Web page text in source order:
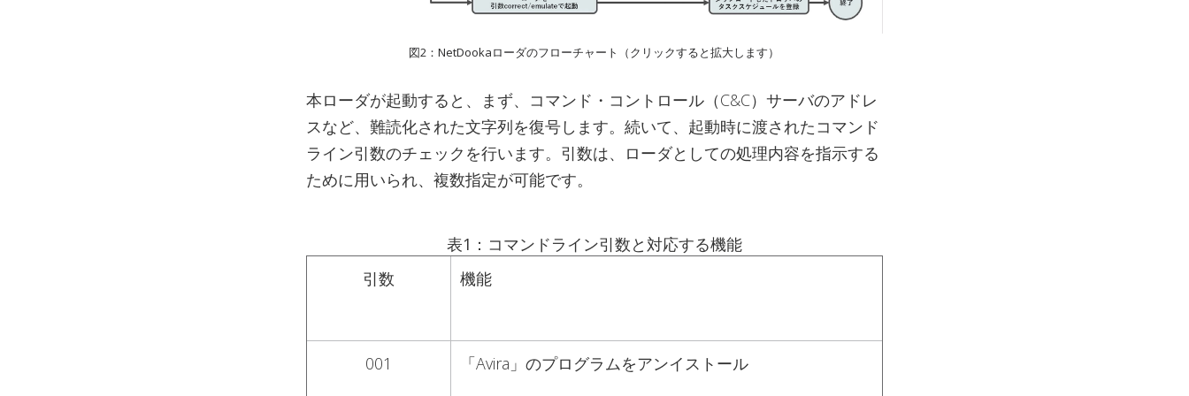
図2：NetDookaローダのフローチャート（クリックすると拡大します）
本ローダが起動すると、まず、コマンド・コントロール（C&C）サーバのアドレ
スなど、難読化された文字列を復号します。続いて、起動時に渡されたコマンド
ライン引数のチェックを行います。引数は、ローダとしての処理内容を指示する
ために用いられ、複数指定が可能です。
表1：コマンドライン引数と対応する機能
引数
機能
001 「Avira」のプログラムをアンイストール